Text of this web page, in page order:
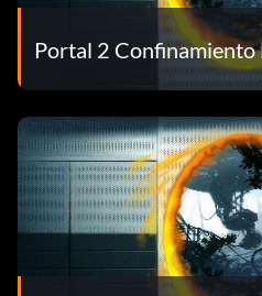
Portal 2 Confinamiento